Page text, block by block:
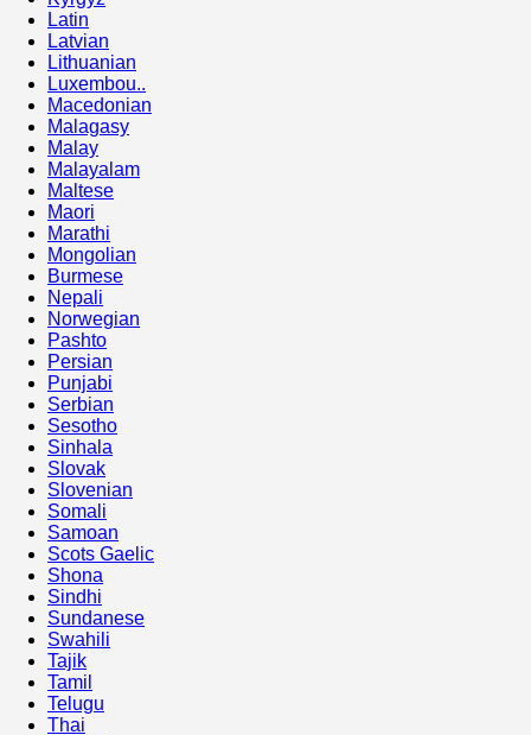
Latin
Latvian
Lithuanian
Luxembou..
Macedonian
Malagasy
Malay
Malayalam
Maltese
Maori
Marathi
Mongolian
Burmese
Nepali
Norwegian
Pashto
Persian
Punjabi
Serbian
Sesotho
Sinhala
Slovak
Slovenian
Somali
Samoan
Scots Gaelic
Shona
Sindhi
Sundanese
Swahili
Tajik
Tamil
Telugu
Thai